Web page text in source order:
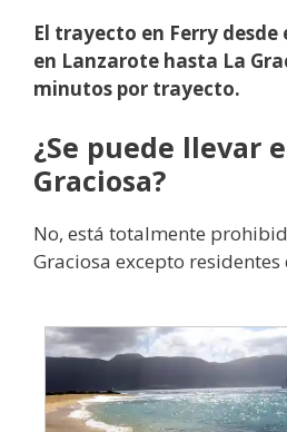
El trayecto en Ferry
en Lanzarote hasta La
minutos por trayecto.
¿Se puede llevar
Graciosa?
No, está totalmente
Graciosa excepto residentes